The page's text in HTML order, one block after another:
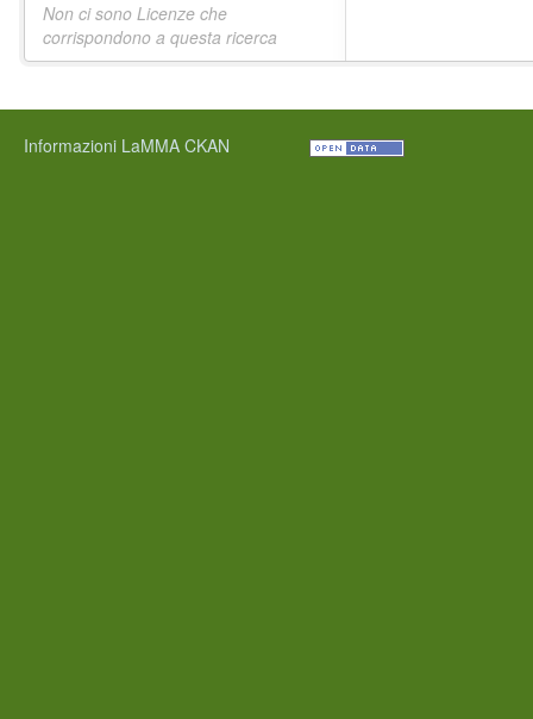
Non ci sono Licenze che
corrispondono a questa ricerca
Informazioni LaMMA CKAN